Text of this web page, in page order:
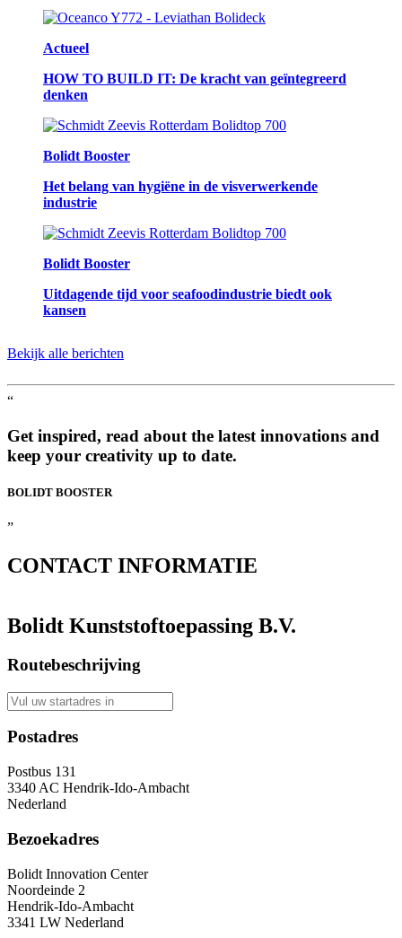
Actueel
HOW TO BUILD IT: De kracht van geïntegreerd
denken
Bolidt Booster
Het belang van hygiëne in de visverwerkende
industrie
Bolidt Booster
Uitdagende tijd voor seafoodindustrie biedt ook
kansen
Bekijk alle berichten
“
Get inspired, read about the latest innovations and
keep your creativity up to date.
BOLIDT BOOSTER
”
CONTACT INFORMATIE
Bolidt Kunststoftoepassing B.V.
Routebeschrijving
Postadres
Postbus 131
3340 AC Hendrik-Ido-Ambacht
Nederland
Bezoekadres
Bolidt Innovation Center
Noordeinde 2
Hendrik-Ido-Ambacht
3341 LW Nederland